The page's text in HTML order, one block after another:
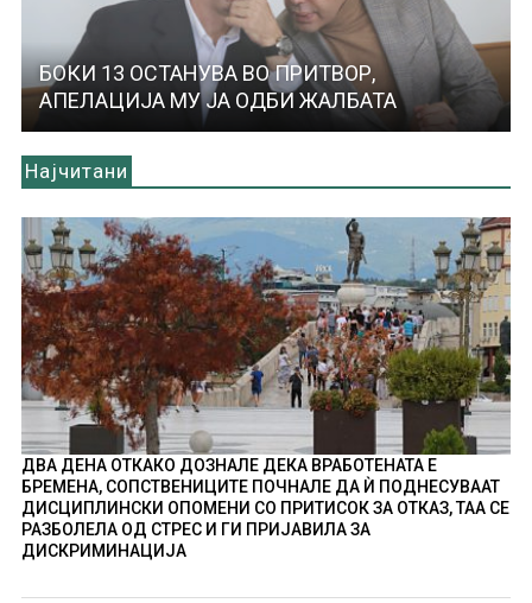
БОКИ 13 ОСТАНУВА ВО ПРИТВОР,
АПЕЛАЦИЈА МУ ЈА ОДБИ ЖАЛБАТА
Најчитани
ДВА ДЕНА ОТКАКО ДОЗНАЛЕ ДЕКА ВРАБОТЕНАТА Е
БРЕМЕНА, СОПСТВЕНИЦИТЕ ПОЧНАЛЕ ДА Ѝ ПОДНЕСУВААТ
ДИСЦИПЛИНСКИ ОПОМЕНИ СО ПРИТИСОК ЗА ОТКАЗ, ТАА СЕ
РАЗБОЛЕЛА ОД СТРЕС И ГИ ПРИЈАВИЛА ЗА
ДИСКРИМИНАЦИЈА